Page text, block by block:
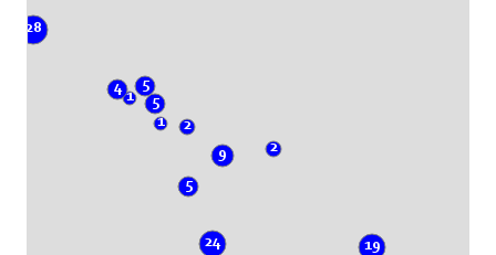
1
1
4 5
28
5
2
19
9
5
24
2